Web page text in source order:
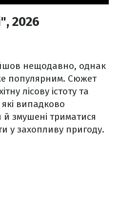
2026
нещодавно, однак
популярним. Сюжет
лісову істоту та
випадково
й змушені триматися
у захопливу пригоду.